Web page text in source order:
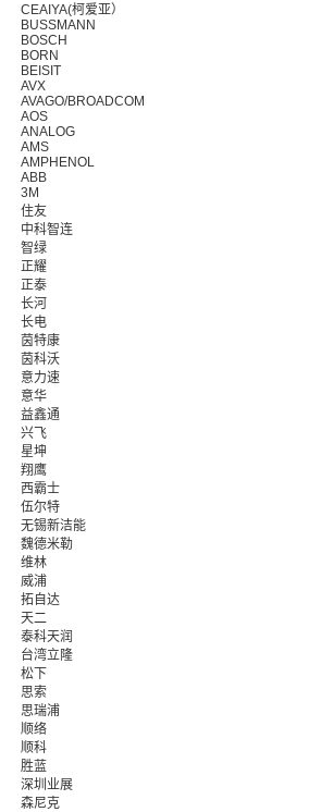
CEAIYA(柯爱亚）
BUSSMANN
BOSCH
BORN
BEISIT
AVX
AVAGO/BROADCOM
AOS
ANALOG
AMS
AMPHENOL
ABB
3M
住友
中科智连
智绿
正耀
正泰
长河
长电
茵特康
茵科沃
意力速
意华
益鑫通
兴飞
星坤
翔鹰
西霸士
伍尔特
无锡新洁能
魏德米勒
维林
威浦
拓自达
天二
泰科天润
台湾立隆
松下
思索
思瑞浦
顺络
顺科
胜蓝
深圳业展
森尼克